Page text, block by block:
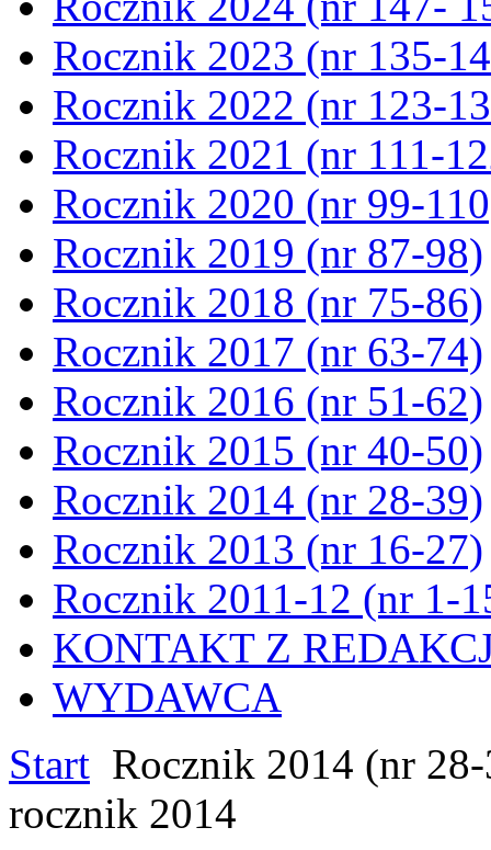
Rocznik 2023 (nr 135-
Rocznik 2022 (nr 123-
Rocznik 2021 (nr 111-
Rocznik 2020 (nr 99-
Rocznik 2019 (nr 87-98)
Rocznik 2018 (nr 75-86)
Rocznik 2017 (nr 63-74)
Rocznik 2016 (nr 51-62)
Rocznik 2015 (nr 40-50)
Rocznik 2014 (nr 28-39)
Rocznik 2013 (nr 16-27)
Rocznik 2011-12 (nr 1-
KONTAKT Z
WYDAWCA
Start Rocznik 2014 (nr
rocznik 2014